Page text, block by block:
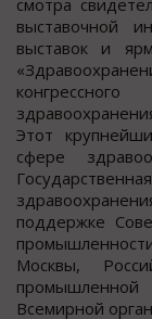
смотра
выставочной
выставок и
Этот
сфере
поддержке
Москвы,
Всемирной